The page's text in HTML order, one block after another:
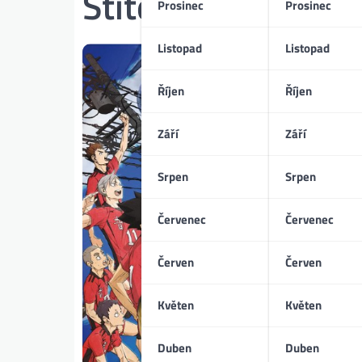
Prosinec
Listopad
Říjen
Září
Srpen
Červenec
Červen
Květen
Duben
Prosinec
Listopad
Říjen
Září
Srpen
Červenec
Červen
Květen
Duben